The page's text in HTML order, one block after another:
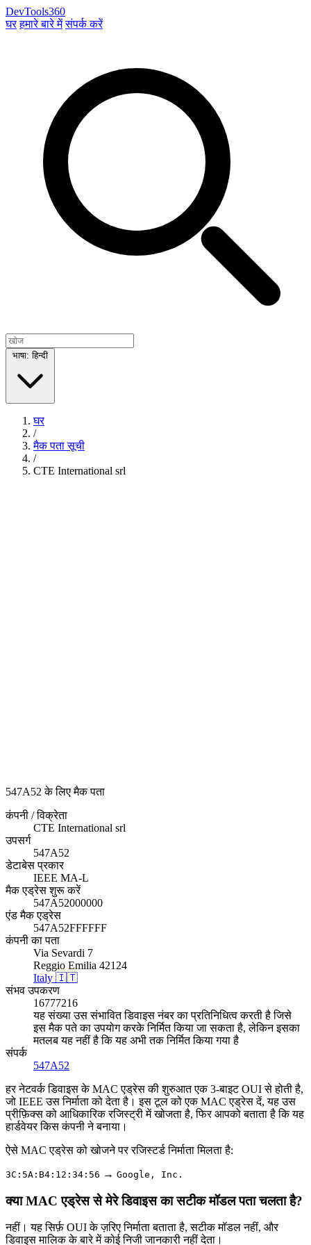
DevTools360
घर हमारे बारे में संपर्क करें
भाषा: हिन्दी
घर
/
मैक पता सूची
/
CTE International srl
547A52 के लिए मैक पता
कंपनी / विक्रेता
CTE International srl
उपसर्ग
547A52
डेटाबेस प्रकार
IEEE MA-L
मैक एड्रेस शुरू करें
547A52000000
एंड मैक एड्रेस
547A52FFFFFF
कंपनी का पता
Via Sevardi 7
Reggio Emilia 42124
Italy 🇮🇹
संभव उपकरण
16777216
यह संख्या उस संभावित डिवाइस नंबर का प्रतिनिधित्व करती है जिसे
इस मैक पते का उपयोग करके निर्मित किया जा सकता है, लेकिन इसका
मतलब यह नहीं है कि यह अभी तक निर्मित किया गया है
संपर्क
547A52
हर नेटवर्क डिवाइस के MAC एड्रेस की शुरुआत एक 3-बाइट OUI से होती है,
जो IEEE उस निर्माता को देता है। इस टूल को एक MAC एड्रेस दें, यह उस
प्रीफ़िक्स को आधिकारिक रजिस्ट्री में खोजता है, फिर आपको बताता है कि यह
हार्डवेयर किस कंपनी ने बनाया।
ऐसे MAC एड्रेस को खोजने पर रजिस्टर्ड निर्माता मिलता है:
3C:5A:B4:12:34:56 → Google, Inc.
क्या MAC एड्रेस से मेरे डिवाइस का सटीक मॉडल पता चलता है?
नहीं। यह सिर्फ़ OUI के ज़रिए निर्माता बताता है, सटीक मॉडल नहीं, और
डिवाइस मालिक के बारे में कोई निजी जानकारी नहीं देता।